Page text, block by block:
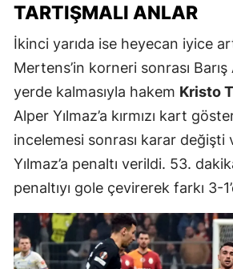
TARTIŞMALI ANLAR
İkinci yarıda ise heyecan iyice
Mertens’in korneri sonrası Barış
yerde kalmasıyla hakem Kristo
Alper Yılmaz’a kırmızı kart
incelemesi sonrası karar değişti
Yılmaz’a penaltı verildi. 53.
penaltıyı gole çevirerek farkı 3-